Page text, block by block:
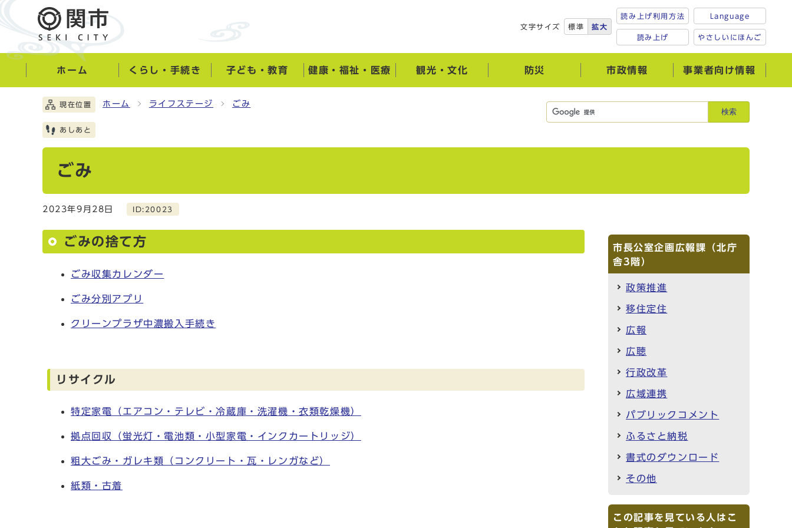
文字サイズ 標準 拡大
読み上げ利用方法
読み上げ
Language
やさしいにほんご
ホーム くらし・手続き 子ども・教育 健康・福祉・医療 観光・文化 防災 市政情報 事業者向け情報
検索
現在位置 ホーム ライフステージ ごみ
あしあと
ごみ
2023年9月28日 ID:20023
ごみの捨て方
ごみ収集カレンダー
ごみ分別アプリ
クリーンプラザ中濃搬入手続き
リサイクル
特定家電（エアコン・テレビ・冷蔵庫・洗濯機・衣類乾燥機）
拠点回収（蛍光灯・電池類・小型家電・インクカートリッジ）
粗大ごみ・ガレキ類（コンクリート・瓦・レンガなど）
紙類・古着
市長公室企画広報課（北庁
舎3階）
政策推進
移住定住
広報
広聴
行政改革
広域連携
パブリックコメント
ふるさと納税
書式のダウンロード
その他
この記事を見ている人はこ